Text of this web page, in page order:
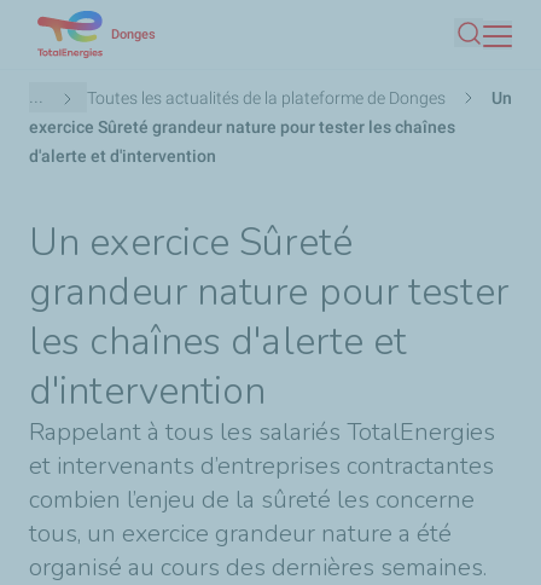
contenu
principal
Donges
Fil
d'Ariane
... Toutes les actualités de la plateforme de Donges
Un
exercice Sûreté grandeur nature pour tester les chaînes
d'alerte et d'intervention
Un exercice Sûreté
grandeur nature pour tester
les chaînes d'alerte et
d'intervention
Rappelant à tous les salariés TotalEnergies
et intervenants d’entreprises contractantes
combien l’enjeu de la sûreté les concerne
tous, un exercice grandeur nature a été
organisé au cours des dernières semaines.